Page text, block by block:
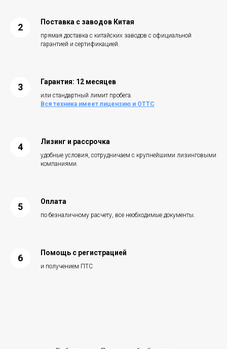
Поставка с заводов Китая
прямая доставка с китайских заводов с официальной
гарантией и сертификацией.
Гарантия: 12 месяцев
или стандартный лимит пробега.
Вся техника имеет лицензию и ОТТС
Лизинг и рассрочка
удобные условия, сотрудничаем с крупнейшими лизинговыми
компаниями.
Оплата
по безналичному расчету, все необходимые документы.
Помощь с регистрацией
и получением ПТС